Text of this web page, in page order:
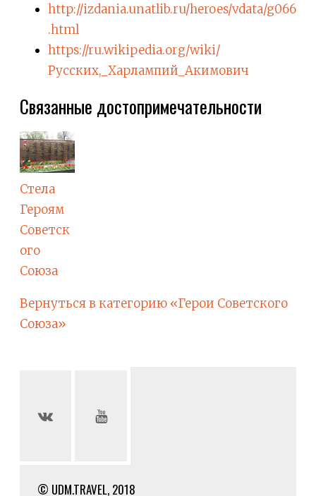
http://izdania.unatlib.ru/heroes/vdata/g066
.html
https://ru.wikipedia.org/wiki/
Русских,_Харлампий_Акимович
Связанные достопримечательности
Стела
Героям
Советск
ого
Союза
Вернуться в категорию «Герои Советского
Союза»
© UDM.TRAVEL, 2018